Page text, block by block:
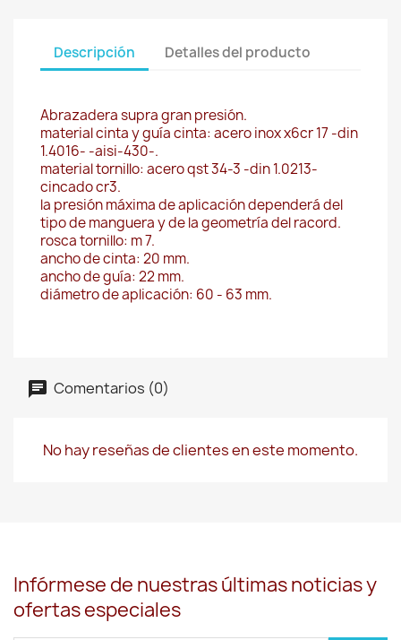
Descripción Detalles del producto
Abrazadera supra gran presión.
material cinta y guía cinta: acero inox x6cr 17 -din
1.4016- -aisi-430-.
material tornillo: acero qst 34-3 -din 1.0213-
cincado cr3.
la presión máxima de aplicación dependerá del
tipo de manguera y de la geometría del racord.
rosca tornillo: m 7.
ancho de cinta: 20 mm.
ancho de guía: 22 mm.
diámetro de aplicación: 60 - 63 mm.
Comentarios (0)
No hay reseñas de clientes en este momento.
Infórmese de nuestras últimas noticias y
ofertas especiales